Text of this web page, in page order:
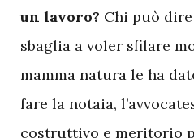
un lavoro? Chi può
sbaglia a voler sfilare
mamma natura le ha
fare la notaia,
costruttivo e meritorio